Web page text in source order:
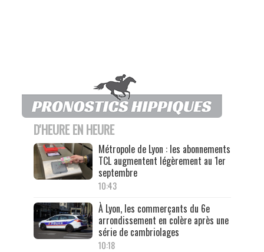
D'HEURE EN HEURE
Métropole de Lyon : les abonnements
TCL augmentent légèrement au 1er
septembre
10:43
À Lyon, les commerçants du 6e
arrondissement en colère après une
série de cambriolages
10:18